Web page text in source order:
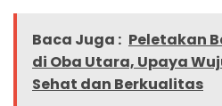
Baca Juga : Peletakan
di Oba Utara, Upaya
Sehat dan Berkualitas